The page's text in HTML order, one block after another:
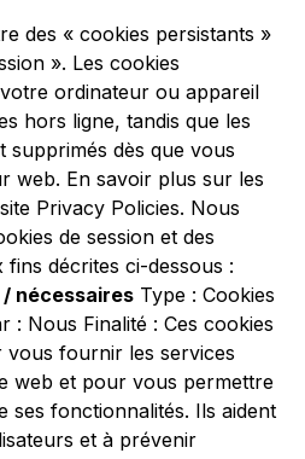
des « cookies persistants »
». Les cookies
ordinateur ou appareil
hors ligne, tandis que les
supprimés dès que vous
web. En savoir plus sur les
Privacy Policies. Nous
de session et des
décrites ci-dessous :
nécessaires Type : Cookies
: Nous Finalité : Ces cookies
vous fournir les services
web et pour vous permettre
ses fonctionnalités. Ils aident
et à prévenir